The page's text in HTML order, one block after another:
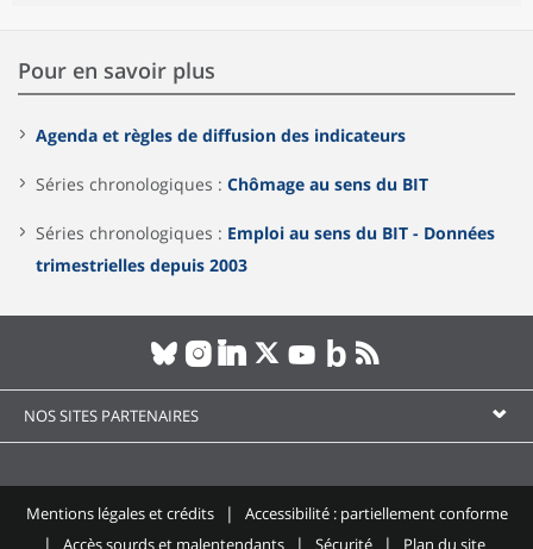
Pour en savoir plus
Agenda et règles de diffusion des indicateurs
Séries chronologiques : Chômage au sens du BIT
Séries chronologiques : Emploi au sens du BIT - Données
trimestrielles depuis 2003
NOS SITES PARTENAIRES
Mentions légales et crédits
Accessibilité : partiellement conforme
Accès sourds et malentendants
Sécurité Plan du site